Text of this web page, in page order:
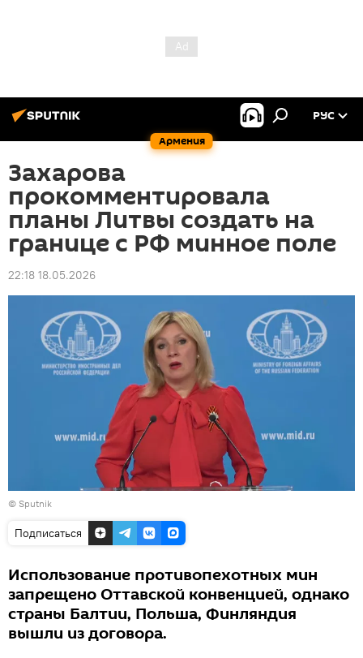
Армения
РУС
Захарова
прокомментировала
планы Литвы создать на
границе с РФ минное поле
22:18 18.05.2026
© Sputnik
Подписаться
Использование противопехотных мин
запрещено Оттавской конвенцией, однако
страны Балтии, Польша, Финляндия
вышли из договора.